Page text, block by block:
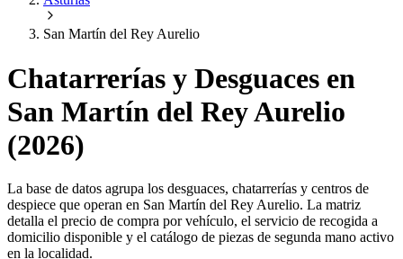
San Martín del Rey Aurelio
Chatarrerías y Desguaces en
San Martín del Rey Aurelio
(2026)
La base de datos agrupa los desguaces, chatarrerías y centros de
despiece que operan en San Martín del Rey Aurelio. La matriz
detalla el precio de compra por vehículo, el servicio de recogida a
domicilio disponible y el catálogo de piezas de segunda mano activo
en la localidad.